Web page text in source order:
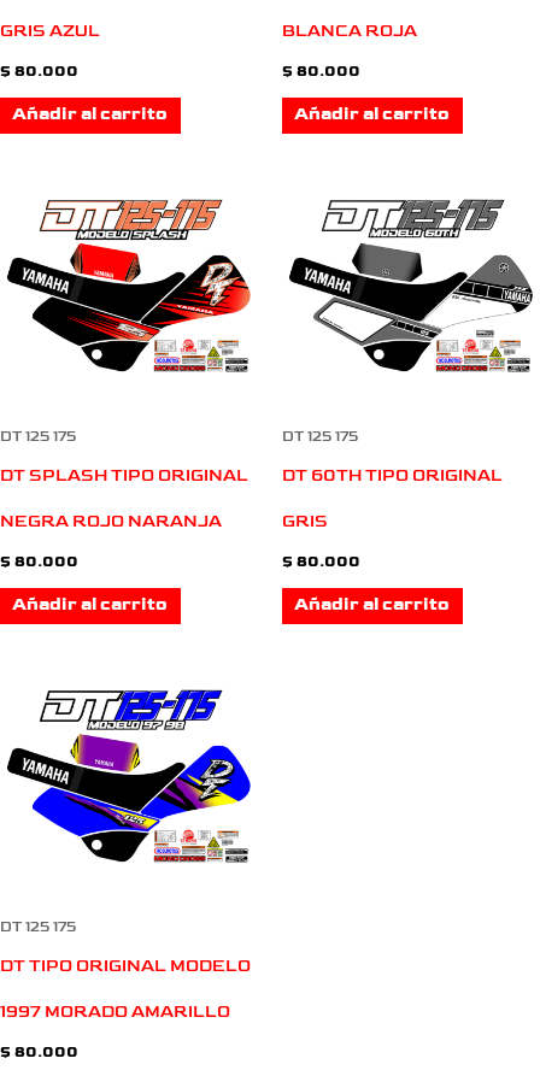
GRIS AZUL
$ 80.000
Añadir al carrito
BLANCA ROJA
$ 80.000
Añadir al carrito
DT 125 175
DT SPLASH TIPO ORIGINAL
NEGRA ROJO NARANJA
$ 80.000
Añadir al carrito
DT 125 175
DT 60TH TIPO ORIGINAL
GRIS
$ 80.000
Añadir al carrito
DT 125 175
DT TIPO ORIGINAL MODELO
1997 MORADO AMARILLO
$ 80.000